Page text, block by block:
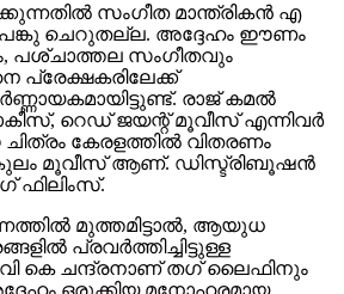
സംഗീത മാന്ത്രികൻ എ
പങ്കു ചെറുതല്ല. അദ്ദേഹം ഈണം
പശ്‌ചാത്തല സംഗീതവും
പ്രേക്ഷകരിലേക്ക്
രാജ് കമൽ
റെഡ് ജയന്റ് മൂവീസ് എന്നിവർ
ചിത്രം കേരളത്തിൽ വിതരണം
മൂവീസ് ആണ്. ഡിസ്ട്രിബൂഷൻ
ഫിലിംസ്.
മുത്തമിട്ടാൽ, ആയുധ
പ്രവർത്തിച്ചിട്ടുള്ള
കെ ചന്ദ്രനാണ് തഗ് ലൈഫിനും
ഒരുക്കിയ മനോഹരമായ